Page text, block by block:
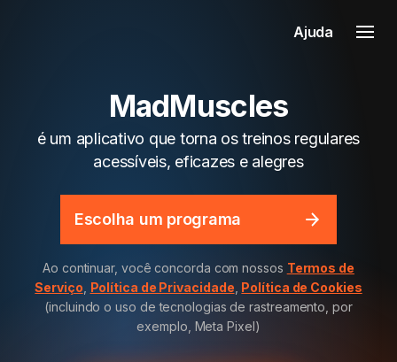
Ajuda
MadMuscles
é um aplicativo que torna os treinos regulares
acessíveis, eficazes e alegres
Escolha um programa
Ao continuar, você concorda com nossos Termos de
Serviço Política de Privacidade Política de Cookies
(incluindo o uso de tecnologias de rastreamento, por
exemplo, Meta Pixel)